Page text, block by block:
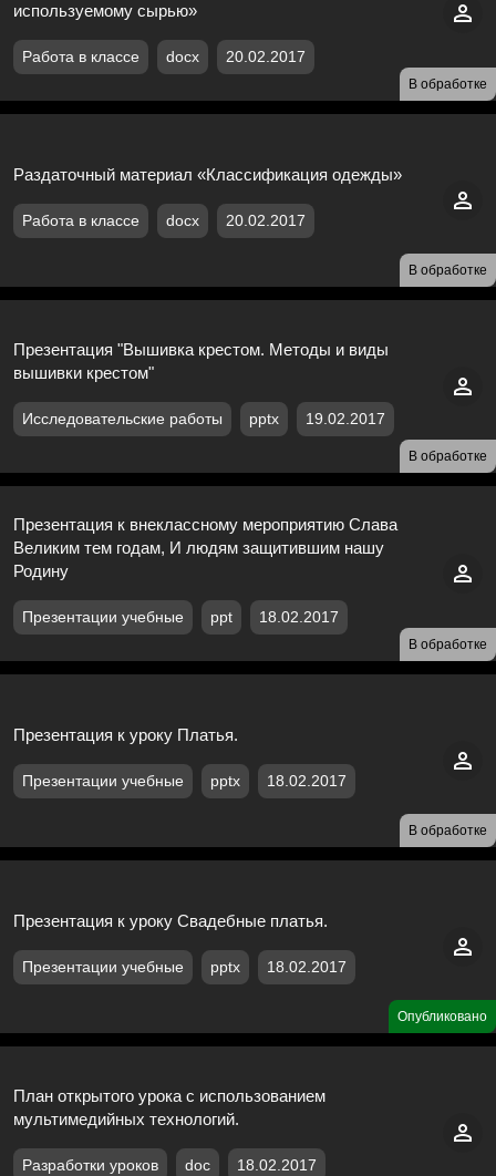
В обработке
используемому сырью»
Работа в классе docx 20.02.2017
В обработке
Раздаточный материал «Классификация одежды»
Работа в классе docx 20.02.2017
В обработке
Презентация "Вышивка крестом. Методы и виды
вышивки крестом"
Исследовательские работы pptx 19.02.2017
В обработке
Презентация к внеклассному мероприятию Слава
Великим тем годам, И людям защитившим нашу
Родину
Презентации учебные ppt 18.02.2017
В обработке
Презентация к уроку Платья.
Презентации учебные pptx 18.02.2017
Опубликовано
Презентация к уроку Свадебные платья.
Презентации учебные pptx 18.02.2017
План открытого урока с использованием
мультимедийных технологий.
Разработки уроков doc 18.02.2017